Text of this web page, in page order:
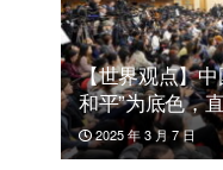
【世界观点】
和平”为底色，
2025 年 3 月 7 日